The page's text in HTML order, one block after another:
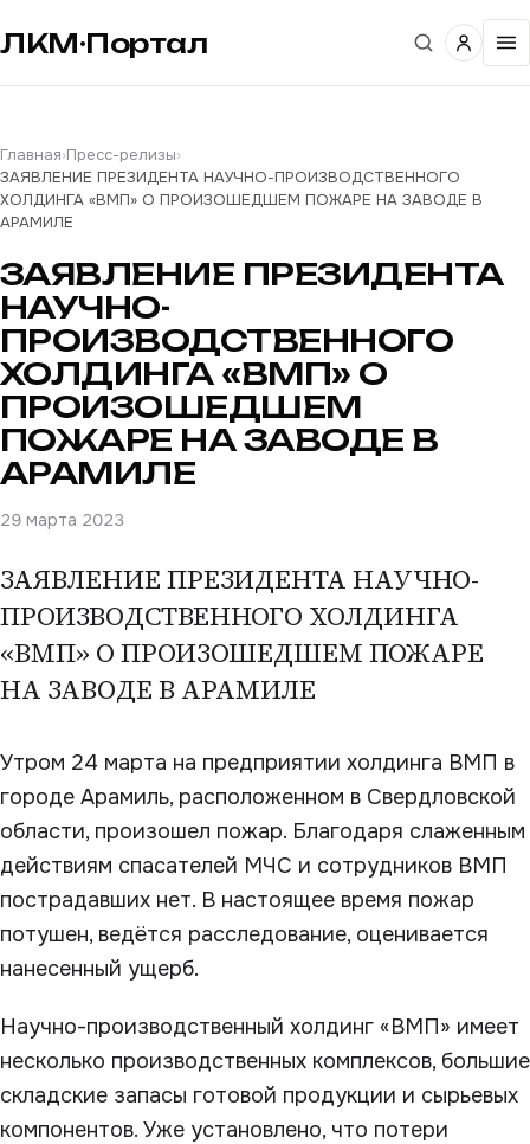
ЛКМ·Портал
Главная›Пресс-релизы›
ЗАЯВЛЕНИЕ ПРЕЗИДЕНТА НАУЧНО-ПРОИЗВОДСТВЕННОГО
ХОЛДИНГА «ВМП» О ПРОИЗОШЕДШЕМ ПОЖАРЕ НА ЗАВОДЕ В
АРАМИЛЕ
ЗАЯВЛЕНИЕ ПРЕЗИДЕНТА
НАУЧНО-
ПРОИЗВОДСТВЕННОГО
ХОЛДИНГА «ВМП» О
ПРОИЗОШЕДШЕМ
ПОЖАРЕ НА ЗАВОДЕ В
АРАМИЛЕ
29 марта 2023
ЗАЯВЛЕНИЕ ПРЕЗИДЕНТА НАУЧНО-
ПРОИЗВОДСТВЕННОГО ХОЛДИНГА
«ВМП» О ПРОИЗОШЕДШЕМ ПОЖАРЕ
НА ЗАВОДЕ В АРАМИЛЕ
Утром 24 марта на предприятии холдинга ВМП в
городе Арамиль, расположенном в Свердловской
области, произошел пожар. Благодаря слаженным
действиям спасателей МЧС и сотрудников ВМП
пострадавших нет. В настоящее время пожар
потушен, ведётся расследование, оценивается
нанесенный ущерб.
Научно-производственный холдинг «ВМП» имеет
несколько производственных комплексов, большие
складские запасы готовой продукции и сырьевых
компонентов. Уже установлено, что потери